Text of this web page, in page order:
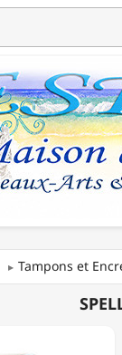
Tampons et